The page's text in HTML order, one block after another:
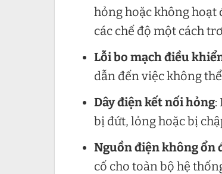
hỏng hoặc không hoạt
các chế độ một cách
Lỗi bo mạch điều
dẫn đến việc không
Dây điện kết nối hỏng:
bị đứt, lỏng hoặc bị
Nguồn điện không ổn
cố cho toàn bộ hệ